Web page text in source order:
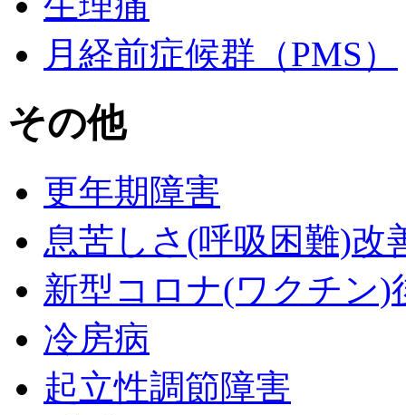
月経前症候群（PMS）
その他
更年期障害
息苦しさ(呼吸困難)改
新型コロナ(ワクチン)
冷房病
起立性調節障害